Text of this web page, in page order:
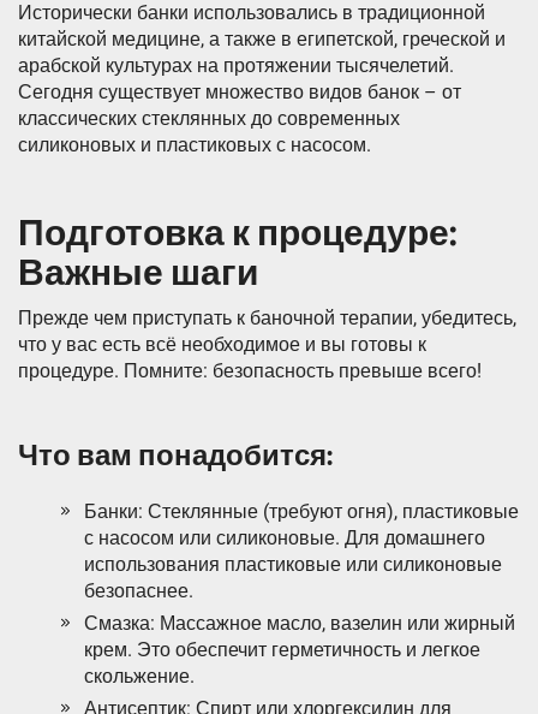
Исторически банки использовались в традиционной
китайской медицине, а также в египетской, греческой и
арабской культурах на протяжении тысячелетий.
Сегодня существует множество видов банок – от
классических стеклянных до современных
силиконовых и пластиковых с насосом.
Подготовка к процедуре:
Важные шаги
Прежде чем приступать к баночной терапии, убедитесь,
что у вас есть всё необходимое и вы готовы к
процедуре. Помните: безопасность превыше всего!
Что вам понадобится:
Банки: Стеклянные (требуют огня), пластиковые
с насосом или силиконовые. Для домашнего
использования пластиковые или силиконовые
безопаснее.
Смазка: Массажное масло, вазелин или жирный
крем. Это обеспечит герметичность и легкое
скольжение.
Антисептик: Спирт или хлоргексидин для